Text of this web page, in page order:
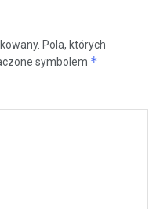
Pola, których
symbolem *